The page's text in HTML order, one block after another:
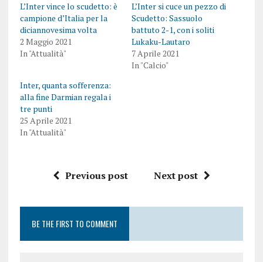
L’Inter vince lo scudetto: è
campione d’Italia per la
diciannovesima volta
2 Maggio 2021
In "Attualità"
L’Inter si cuce un pezzo di
Scudetto: Sassuolo
battuto 2-1, con i soliti
Lukaku-Lautaro
7 Aprile 2021
In "Calcio"
Inter, quanta sofferenza:
alla fine Darmian regala i
tre punti
25 Aprile 2021
In "Attualità"
Previous post Next post
BE THE FIRST TO COMMENT